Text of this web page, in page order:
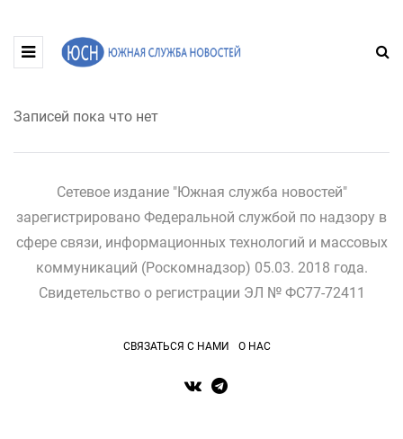
Записей пока что нет
Сетевое издание "Южная служба новостей"
зарегистрировано Федеральной службой по надзору в
сфере связи, информационных технологий и массовых
коммуникаций (Роскомнадзор) 05.03. 2018 года.
Свидетельство о регистрации ЭЛ № ФС77-72411
СВЯЗАТЬСЯ С НАМИ О НАС